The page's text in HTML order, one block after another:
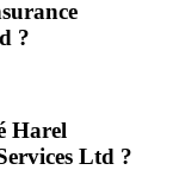
?
Harel
Ltd ?